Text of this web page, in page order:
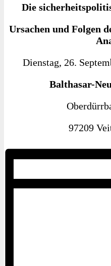
Die
Ursachen und Folgen
Dienstag, 26.
Balthasar-
97209